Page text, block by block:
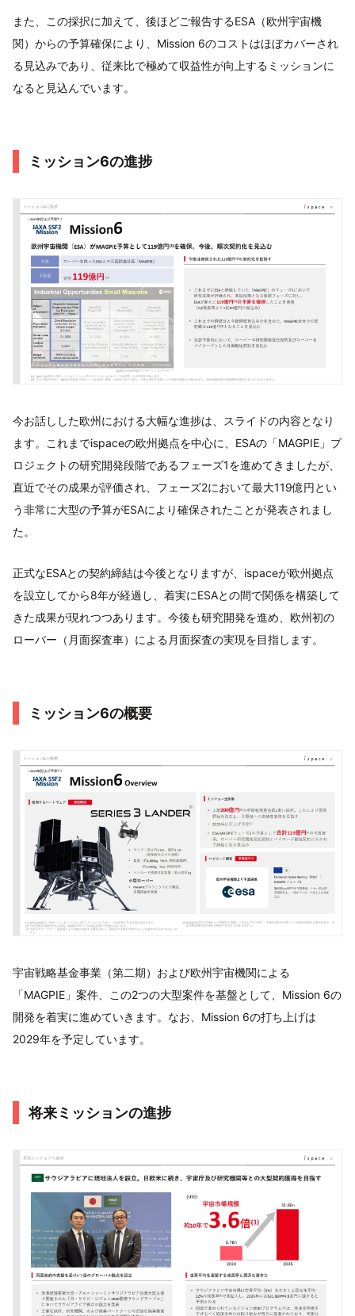
また、この採択に加えて、後ほどご報告するESA（欧州宇宙機
関）からの予算確保により、Mission 6のコストはほぼカバーされ
る見込みであり、従来比で極めて収益性が向上するミッションに
なると見込んでいます。
ミッション6の進捗
今お話しした欧州における大幅な進捗は、スライドの内容となり
ます。これまでispaceの欧州拠点を中心に、ESAの「MAGPIE」プ
ロジェクトの研究開発段階であるフェーズ1を進めてきましたが、
直近でその成果が評価され、フェーズ2において最大119億円とい
う非常に大型の予算がESAにより確保されたことが発表されまし
た。
正式なESAとの契約締結は今後となりますが、ispaceが欧州拠点
を設立してから8年が経過し、着実にESAとの間で関係を構築して
きた成果が現れつつあります。今後も研究開発を進め、欧州初の
ローバー（月面探査車）による月面探査の実現を目指します。
ミッション6の概要
宇宙戦略基金事業（第二期）および欧州宇宙機関による
「MAGPIE」案件、この2つの大型案件を基盤として、Mission 6の
開発を着実に進めていきます。なお、Mission 6の打ち上げは
2029年を予定しています。
将来ミッションの進捗